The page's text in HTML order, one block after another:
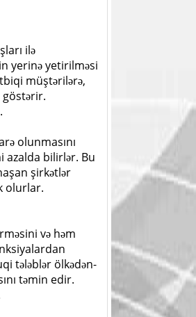
ilə
yerinə yetirilməsi
müştərilərə,
göstərir.
olunmasını
azalda bilirlər. Bu
şirkətlər
olurlar.
və həm
tələblər ölkədən-
təmin edir.